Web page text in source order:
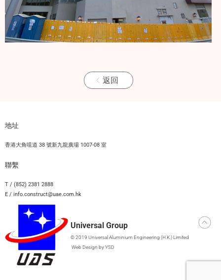
返回
Universal Group
© 2019 Universal Aluminium Engineering (H.K.) Limited
Web Design by YSD
地址
香港大角咀道 38 號新九龍廣場 1007-08 室
聯繫
T / (852) 2381 2888
E / info.construct@uae.com.hk